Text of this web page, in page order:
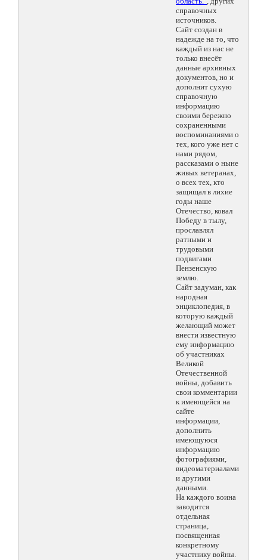
справочных
источников.
Сайт создан в
надежде на то, что
каждый из нас не
только внесёт
данные архивных
документов, но и
дополнит сухую
справочную
информацию
своими бережно
сохраненными
воспоминаниями о
тех, кого уже нет с
нами рядом,
рассказами о ныне
живых ветеранах,
о всех тех, кто
защищал в лихие
годы наше
Отечество, ковал
Победу в тылу,
прославлял
ратными и
трудовыми
подвигами
Пензенскую
землю.
Сайт задуман, как
народная
энциклопедия, в
которую каждый
желающий может
внести известную
ему информацию
об участниках
Великой
Отечественной
войны, добавить
свои комментарии
к имеющейся на
сайте
информации,
дополнить
имеющуюся
информацию
фотографиями,
видеоматериалами
и другими
данными.
На каждого воина
заводится
отдельная
страница,
посвященная
конкретному
участнику войны.